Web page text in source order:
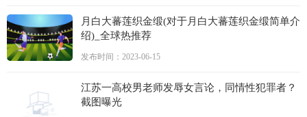
月白大蕃莲织金缎(对于月白大蕃莲织金缎简单介
绍)_全球热推荐
发布时间：2023-06-15
江苏一高校男老师发辱女言论，同情性犯罪者？
截图曝光